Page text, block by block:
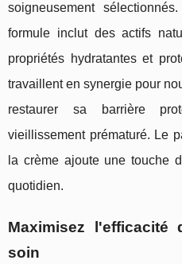
soigneusement
formule inclut des actifs
propriétés hydratantes et
travaillent en synergie pour
restaurer sa barrière
vieillissement prématuré. Le
la crème ajoute une touche
quotidien.
Maximisez
soin